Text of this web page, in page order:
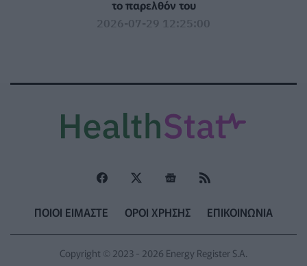
το παρελθόν του
2026-07-29 12:25:00
ΠΟΙΟΙ ΕΙΜΑΣΤΕ ΟΡΟΙ ΧΡΗΣΗΣ ΕΠΙΚΟΙΝΩΝΙΑ
Copyright © 2023 - 2026 Energy Register S.A.